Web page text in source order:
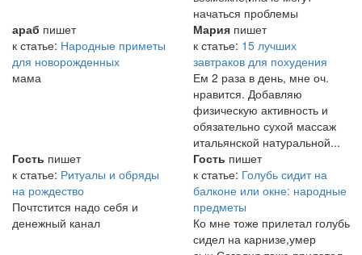
начаться проблемы
араб пишет
к статье: Народные приметы
для новорожденных
мама
Мария пишет
к статье: 15 лучших
завтраков для похудения
Ем 2 раза в день, мне оч.
нравится. Добавляю
физическую активность и
обязательно сухой массаж
итальянской натуральной...
Гость пишет
к статье: Ритуалы и обряды
на рождество
Почтстится надо себя и
денежный канал
Гость пишет
к статье: Голубь сидит на
балконе или окне: народные
предметы
Ко мне тоже прилетал голубь
сидел на карнизе,умер